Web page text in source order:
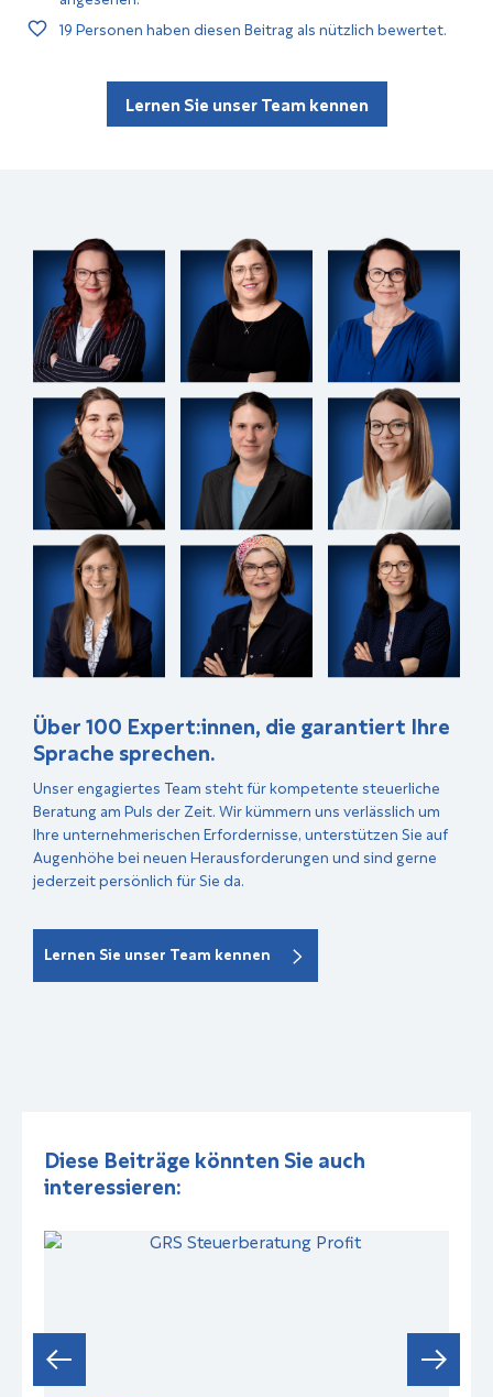
19Personen haben diesen Beitrag als nützlich bewertet.
Lernen Sie unser Team kennen
Über 100 Expert:innen, die garantiert Ihre
Sprache sprechen.
Unser engagiertes Team steht für kompetente steuerliche
Beratung am Puls der Zeit. Wir kümmern uns verlässlich um
Ihre unternehmerischen Erfordernisse, unterstützen Sie auf
Augenhöhe bei neuen Herausforderungen und sind gerne
jederzeit persönlich für Sie da.
Lernen Sie unser Team kennen
Diese Beiträge könnten Sie auch
interessieren: